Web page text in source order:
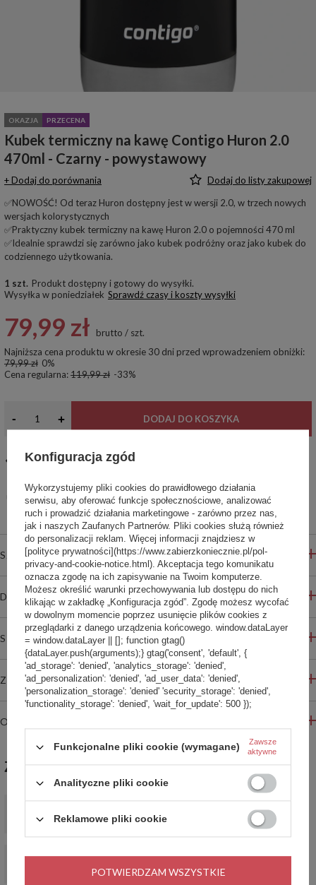
OKAZJA PRZECENA
Kubek termiczny na kawę Contigo Huron 2.0
470ml - Czarny - powystawowy
+ Dodaj do porównania
Dodaj do listy zakupowej
✅NOWOŚĆ! Od teraz Huron dostępny jest w wersji 2.0, w trzech nowych
wersjach kolorystycznych
✅Praktyczny kubek termiczny na kawę Huron 2.0 o pojemności 470 ml
✅Idealnie sprawdzi się zarówno jako kubek podróżny oraz jako kubek do
codziennego użytkowania.
1 szt. Produkt dostępny i gotowy do wysyłki
Wysyłka w poniedziałek Sprawdź czasy i koszty wysyłki
79,99 zł brutto / szt.
Najniższa cena produktu w okresie 30 dni przed wprowadzeniem obniżki:
79,99 zł 0%
Cena regularna:119,99 zł -33%
- + DODAJ DO KOSZYKA
14dni na łatwy zwrot
Ten produkt nie jest dostępny w sklepie stacjonarnym
Bezpieczne zakupy
SZCZEGÓŁOWE INFORMACJE
DO POBRANIA
STREFA REKOMENDACJI
ZADAJ PYTANIE
OPINIE
ZABIERZ JESZCZE :)
Kubek termiczny Byron Contigo 720ml Gunmetal -
powystawowy
Konfiguracja zgód
Wykorzystujemy pliki cookies do prawidłowego działania
serwisu, aby oferować funkcje społecznościowe, analizować
ruch i prowadzić działania marketingowe - zarówno przez nas,
jak i naszych Zaufanych Partnerów. Pliki cookies służą również
do personalizacji reklam. Więcej informacji znajdziesz w
[polityce prywatności](https://www.zabierzkoniecznie.pl/pol-
privacy-and-cookie-notice.html). Akceptacja tego komunikatu
oznacza zgodę na ich zapisywanie na Twoim komputerze.
Możesz określić warunki przechowywania lub dostępu do nich
klikając w zakładkę „Konfiguracja zgód”. Zgodę możesz wycofać
w dowolnym momencie poprzez usunięcie plików cookies z
przeglądarki z danego urządzenia końcowego. window.dataLayer
= window.dataLayer || []; function gtag()
{dataLayer.push(arguments);} gtag('consent', 'default', {
'ad_storage': 'denied', 'analytics_storage': 'denied',
'ad_personalization': 'denied', 'ad_user_data': 'denied',
'personalization_storage': 'denied' 'security_storage': 'denied',
'functionality_storage': 'denied', 'wait_for_update': 500 });
Funkcjonalne pliki cookie (wymagane)
Zawsze
aktywne
Analityczne pliki cookie
Reklamowe pliki cookie
POTWIERDZAM WSZYSTKIE